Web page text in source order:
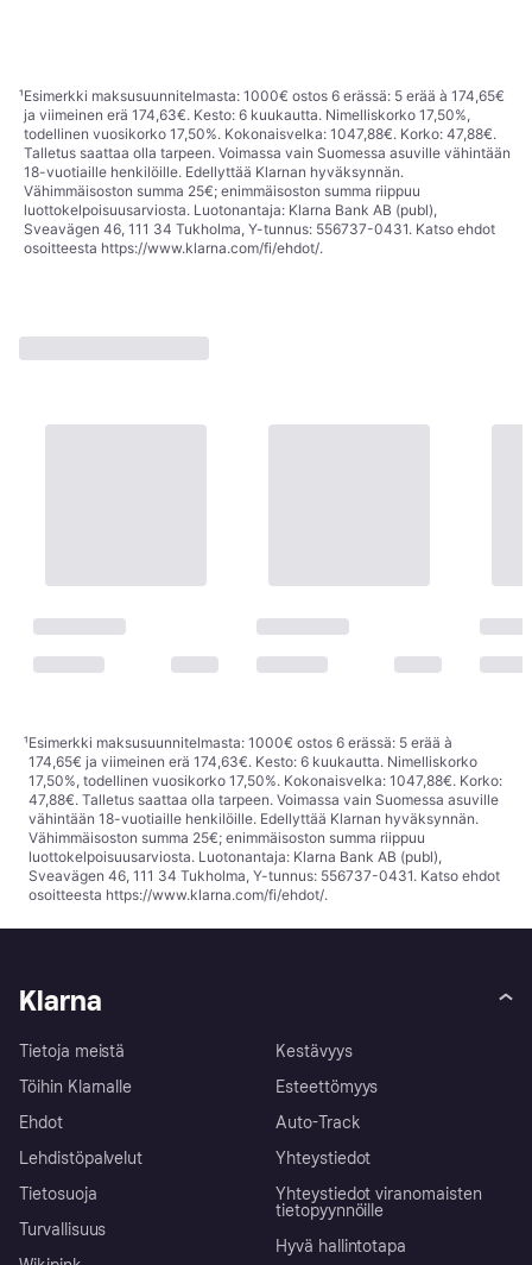
¹Esimerkki maksusuunnitelmasta: 1000€ ostos 6 erässä: 5 erää à 174,65€
ja viimeinen erä 174,63€. Kesto: 6 kuukautta. Nimelliskorko 17,50%,
todellinen vuosikorko 17,50%. Kokonaisvelka: 1047,88€. Korko: 47,88€.
Talletus saattaa olla tarpeen. Voimassa vain Suomessa asuville vähintään
18-vuotiaille henkilöille. Edellyttää Klarnan hyväksynnän.
Vähimmäisoston summa 25€; enimmäisoston summa riippuu
luottokelpoisuusarviosta. Luotonantaja: Klarna Bank AB (publ),
Sveavägen 46, 111 34 Tukholma, Y-tunnus: 556737-0431. Katso ehdot
osoitteesta https://www.klarna.com/fi/ehdot/.
¹Esimerkki maksusuunnitelmasta: 1000€ ostos 6 erässä: 5 erää à
174,65€ ja viimeinen erä 174,63€. Kesto: 6 kuukautta. Nimelliskorko
17,50%, todellinen vuosikorko 17,50%. Kokonaisvelka: 1047,88€. Korko:
47,88€. Talletus saattaa olla tarpeen. Voimassa vain Suomessa asuville
vähintään 18-vuotiaille henkilöille. Edellyttää Klarnan hyväksynnän.
Vähimmäisoston summa 25€; enimmäisoston summa riippuu
luottokelpoisuusarviosta. Luotonantaja: Klarna Bank AB (publ),
Sveavägen 46, 111 34 Tukholma, Y-tunnus: 556737-0431. Katso ehdot
osoitteesta https://www.klarna.com/fi/ehdot/.
Klarna
Tietoja meistä
Töihin Klarnalle
Ehdot
Lehdistöpalvelut
Tietosuoja
Turvallisuus
Kestävyys
Esteettömyys
Auto-Track
Yhteystiedot
Yhteystiedot viranomaisten
tietopyynnöille
Hyvä hallintotapa